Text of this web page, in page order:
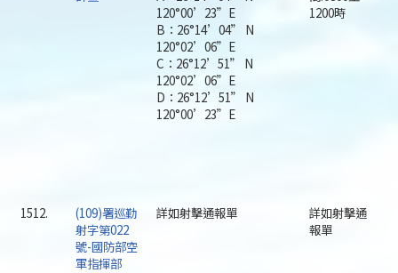
120°00’23”E
B：26°14’04” N
120°02’06”E
C：26°12’51” N
120°02’06”E
D：26°12’51” N
120°00’23”E
1200時
1512.
(109)署巡勤
射字第022
號-國防部空
軍指揮部
詳如射擊通報單
詳如射擊通
報單